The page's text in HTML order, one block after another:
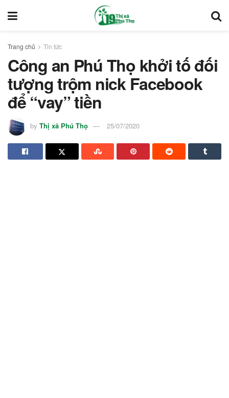
Trang chủ Tin tức
Công an Phú Thọ khởi tố đối
tượng trộm nick Facebook
để “vay” tiền
by Thị xã Phú Thọ 25/07/2020